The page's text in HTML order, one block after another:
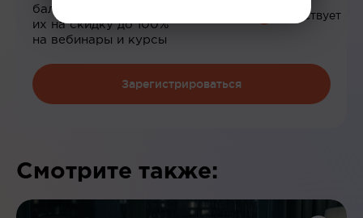
баллы и обменивать
их на скидку до 100%
на вебинары и курсы
Зарегистрироваться
Смотрите также: